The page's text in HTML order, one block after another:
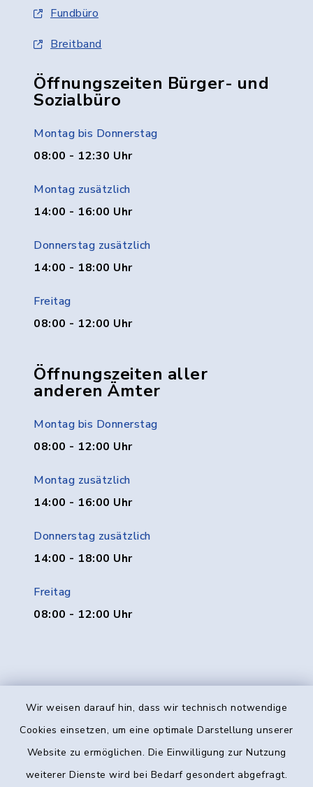
Wir weisen darauf hin, dass wir technisch notwendige
Cookies einsetzen, um eine optimale Darstellung unserer
Website zu ermöglichen. Die Einwilligung zur Nutzung
weiterer Dienste wird bei Bedarf gesondert abgefragt.
Fundbüro
Breitband
Öffnungszeiten Bürger- und
Sozialbüro
Montag bis Donnerstag
08:00 - 12:30 Uhr
Montag zusätzlich
14:00 - 16:00 Uhr
Donnerstag zusätzlich
14:00 - 18:00 Uhr
Freitag
08:00 - 12:00 Uhr
Öffnungszeiten aller
anderen Ämter
Montag bis Donnerstag
08:00 - 12:00 Uhr
Montag zusätzlich
14:00 - 16:00 Uhr
Donnerstag zusätzlich
14:00 - 18:00 Uhr
Freitag
08:00 - 12:00 Uhr
Kontakt